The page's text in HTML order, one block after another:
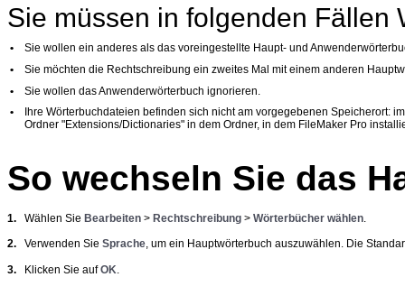
Sie müssen in folgenden Fällen
•
Sie wollen ein anderes als das voreingestellte Haupt- und
•
Sie möchten die Rechtschreibung ein zweites Mal mit einem anderen
•
Sie wollen das Anwenderwörterbuch ignorieren.
•
Ihre Wörterbuchdateien befinden sich nicht am vorgegebenen Speicherort: im
Ordner "Extensions/Dictionaries" in dem Ordner, in dem FileMaker Pro
So wechseln Sie das
1. Wählen Sie Bearbeiten > Rechtschreibung > Wörterbücher wählen.
2. Verwenden Sie Sprache, um ein Hauptwörterbuch auszuwählen. Die
3. Klicken Sie aufOK